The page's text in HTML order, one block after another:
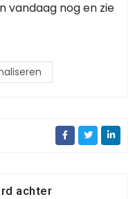
vandaag nog en zie
achter